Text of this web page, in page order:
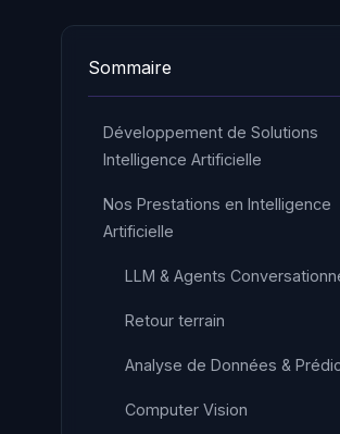
Sommaire
Développement de Solutions
Intelligence Artificielle
Nos Prestations en Intelligence
Artificielle
LLM & Agents
Retour terrain
Analyse de Données &
Computer Vision